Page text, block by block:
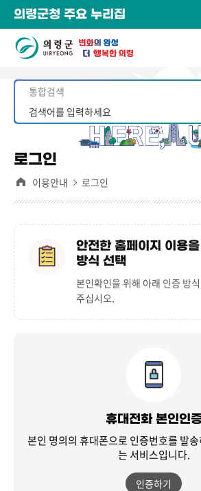
의령군청 주요 누리집
로그인
이용안내 로그인
안전한 홈페이지 이용
방식 선택
본인확인을 위해 아래 인증 방
주십시오.
휴대전화 본인인
본인 명의의 휴대폰으로 인증번호를 발송
는 서비스입니다.
인증하기